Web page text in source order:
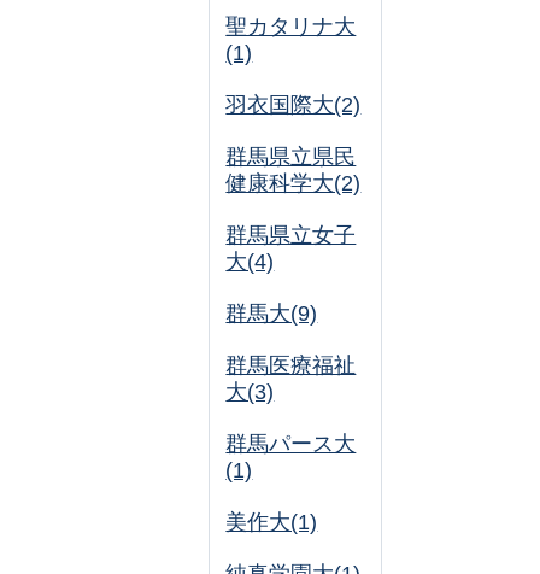
聖カタリナ大
(1)
羽衣国際大(2)
群馬県立県民
健康科学大(2)
群馬県立女子
大(4)
群馬大(9)
群馬医療福祉
大(3)
群馬パース大
(1)
美作大(1)